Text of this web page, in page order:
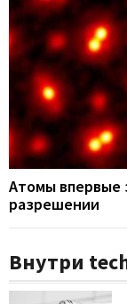
Атомы впервые
разрешении
Внутри